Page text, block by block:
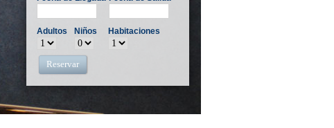
Adultos Niños Habitaciones